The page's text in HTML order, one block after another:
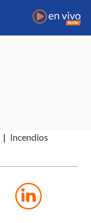
Incendios